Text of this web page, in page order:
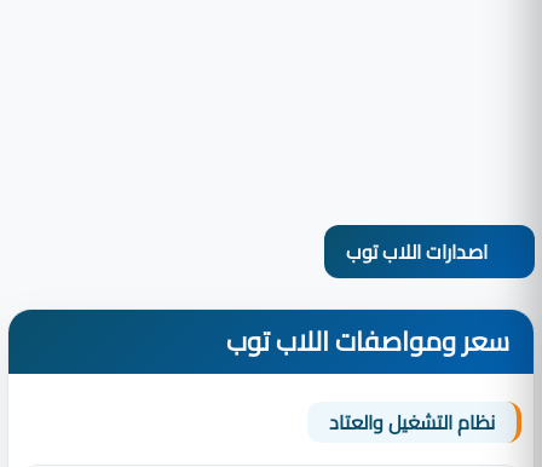
اصدارات اللاب توب
سعر ومواصفات اللاب توب
نظام التشغيل والعتاد